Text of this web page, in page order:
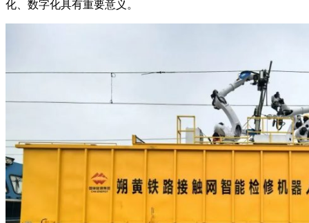
化、数字化具有重要意义。